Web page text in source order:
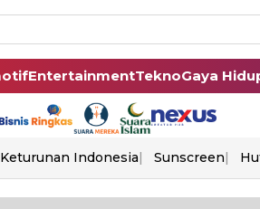
EntertainmentTeknoGaya
Indonesia Sunscreen